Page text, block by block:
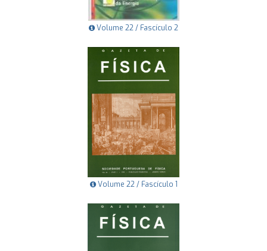
Volume 22 / Fascículo 2
Volume 22 / Fascículo 1